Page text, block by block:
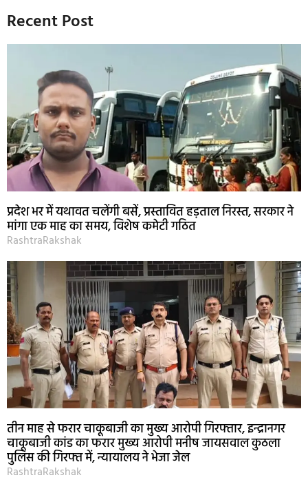
Recent Post
प्रदेश भर में यथावत चलेंगी बसें, प्रस्तावित हड़ताल निरस्त, सरकार ने
मांगा एक माह का समय, विशेष कमेटी गठित
RashtraRakshak
तीन माह से फरार चाकूबाजी का मुख्य आरोपी गिरफ्तार, इन्द्रानगर
चाकूबाजी कांड का फरार मुख्य आरोपी मनीष जायसवाल कुठला
पुलिस की गिरफ्त में, न्यायालय ने भेजा जेल
RashtraRakshak